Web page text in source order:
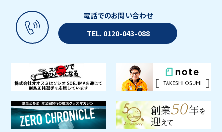
電話でのお問い合わせ
TEL. 0120-043-088